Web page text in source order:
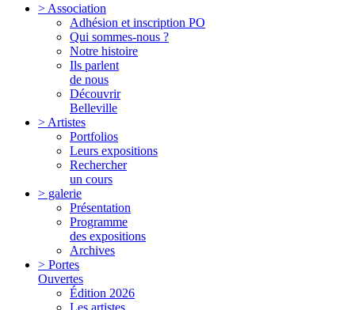
> Association
Adhésion et inscription PO
Qui sommes-nous ?
Notre histoire
Ils parlent
de nous
Découvrir
Belleville
> Artistes
Portfolios
Leurs expositions
Rechercher
un cours
> galerie
Présentation
Programme
des expositions
Archives
> Portes
Ouvertes
Édition 2026
Les artistes